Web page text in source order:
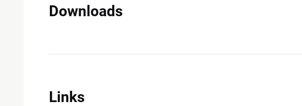
Downloads
Links